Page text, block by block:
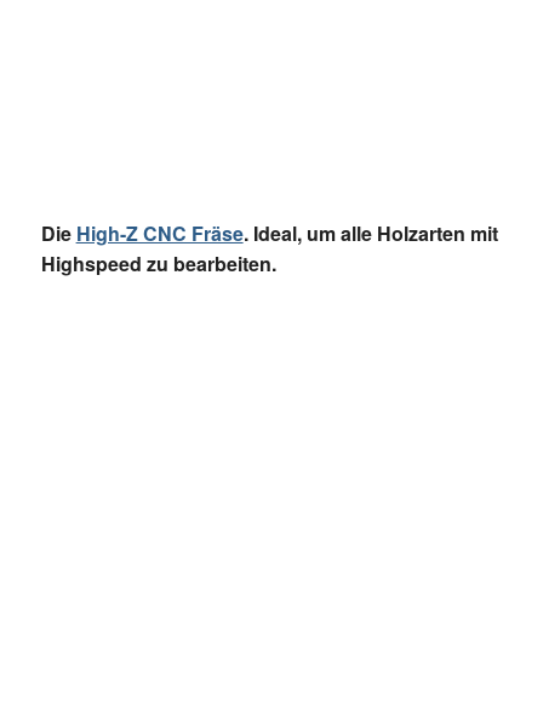
Die High-Z CNC Fräse. Ideal, um alle Holzarten mit
Highspeed zu bearbeiten.